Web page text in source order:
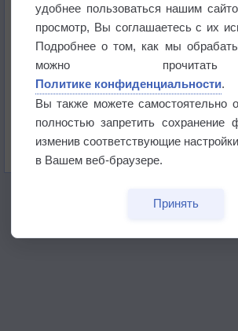
Атмосфера начала замерзать
В Приморье обнаружены
бабочек
удобнее пользоваться нашим
просмотр, Вы соглашаетесь с их
Подробнее о том, как мы
можно
Политике конфиденциальности.
Вы также можете самостоятельно
полностью запретить сохранение
изменив соответствующие
в Вашем веб-браузере.
Принять